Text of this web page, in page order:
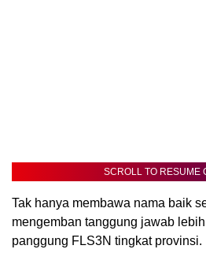
SCROLL TO RESUME
Tak hanya membawa nama baik
mengemban tanggung jawab
panggung FLS3N tingkat provinsi.